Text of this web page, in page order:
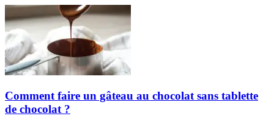
Comment faire un gâteau au chocolat sans tablette
de chocolat ?